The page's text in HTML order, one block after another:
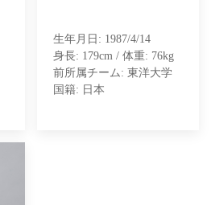
生年月日: 1987/4/14
身長: 179cm / 体重: 76kg
前所属チーム: 東洋大学
国籍: 日本